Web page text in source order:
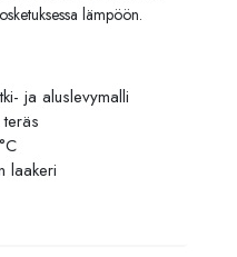
lämpöön.
ja aluslevymalli
laakeri